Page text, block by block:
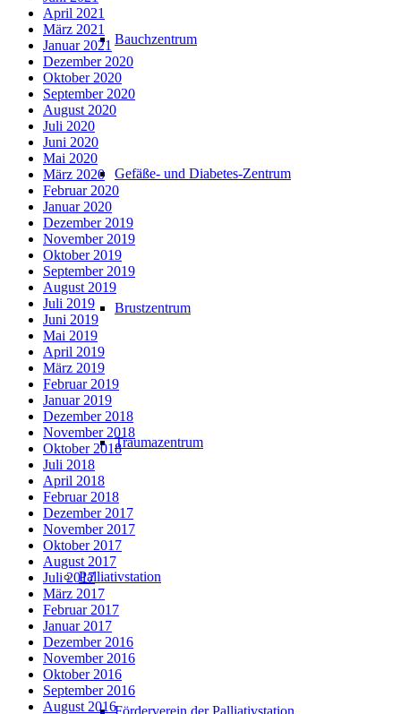
Bauchzentrum
Gefäße- und Diabetes-Zentrum
Brustzentrum
Traumazentrum
Palliativstation
Förderverein der Palliativstation
April 2021
März 2021
Januar 2021
Dezember 2020
Oktober 2020
September 2020
August 2020
Juli 2020
Juni 2020
Mai 2020
März 2020
Februar 2020
Januar 2020
Dezember 2019
November 2019
Oktober 2019
September 2019
August 2019
Juli 2019
Juni 2019
Mai 2019
April 2019
März 2019
Februar 2019
Januar 2019
Dezember 2018
November 2018
Oktober 2018
Juli 2018
April 2018
Februar 2018
Dezember 2017
November 2017
Oktober 2017
August 2017
Juli 2017
März 2017
Februar 2017
Januar 2017
Dezember 2016
November 2016
Oktober 2016
September 2016
August 2016